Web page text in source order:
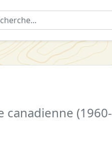
canadienne (1960-